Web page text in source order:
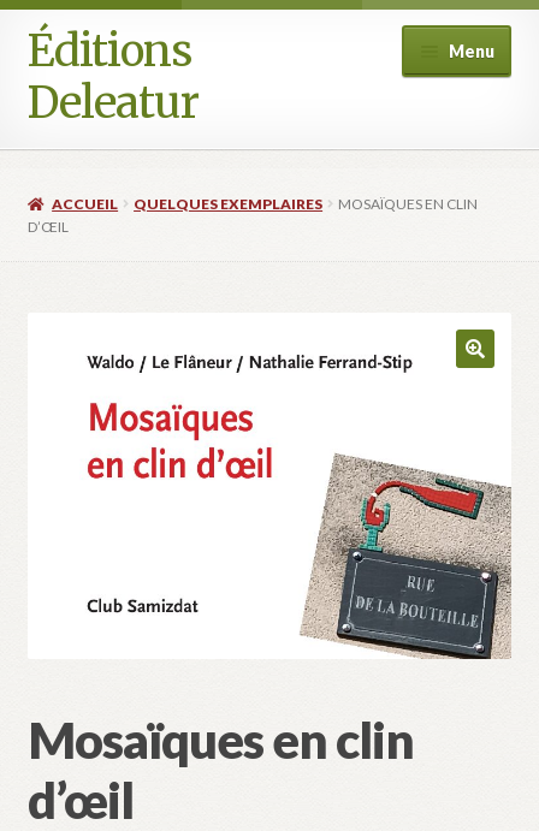
Aller
à
Aller
au
contenu
Éditions
Deleatur
Menu
Boutique
Festival One Minute Film international de Champcella
Mon compte
ACCUEIL QUELQUES EXEMPLAIRES
MOSAÏQUES EN CLIN
D’ŒIL
Mosaïques en clin
d’œil